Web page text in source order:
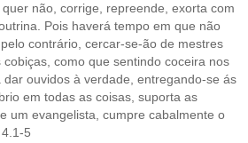
não, corrige, repreende, exorta com
Pois haverá tempo em que não
contrário, cercar-se-ão de mestres
como que sentindo coceira nos
ouvidos à verdade, entregando-se ás
em todas as coisas, suporta as
um evangelista, cumpre cabalmente o
5